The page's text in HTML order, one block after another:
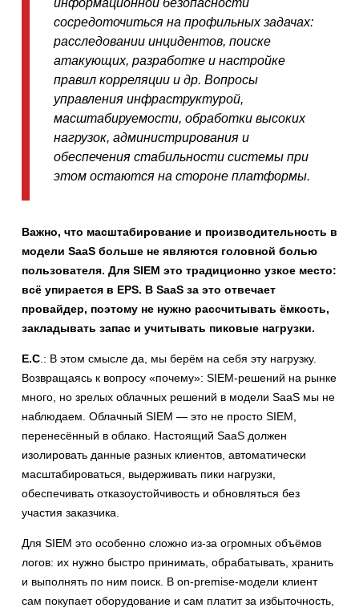
сосредоточиться на профильных задачах:
расследовании инцидентов, поиске
атакующих, разработке и настройке
правил корреляции и др. Вопросы
управления инфраструктурой,
масштабируемости, обработки высоких
нагрузок, администрирования и
обеспечения стабильности системы при
этом остаются на стороне платформы.
Важно, что масштабирование и производительность в
модели SaaS больше не являются головной болью
пользователя. Для SIEM это традиционно узкое место:
всё упирается в EPS. В SaaS за это отвечает
провайдер, поэтому не нужно рассчитывать ёмкость,
закладывать запас и учитывать пиковые нагрузки.
Е.С .: В этом смысле да, мы берём на себя эту нагрузку.
Возвращаясь к вопросу «почему»: SIEM-решений на рынке
много, но зрелых облачных решений в модели SaaS мы не
наблюдаем. Облачный SIEM — это не просто SIEM,
перенесённый в облако. Настоящий SaaS должен
изолировать данные разных клиентов, автоматически
масштабироваться, выдерживать пики нагрузки,
обеспечивать отказоустойчивость и обновляться без
участия заказчика.
Для SIEM это особенно сложно из-за огромных объёмов
логов: их нужно быстро принимать, обрабатывать, хранить
и выполнять по ним поиск. В on-premise-модели клиент
сам покупает оборудование и сам платит за избыточность,